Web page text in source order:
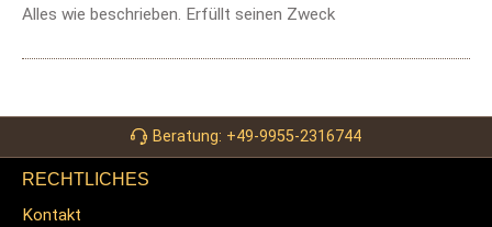
Alles wie beschrieben. Erfüllt seinen Zweck
Beratung: +49-9955-2316744
RECHTLICHES
Kontakt